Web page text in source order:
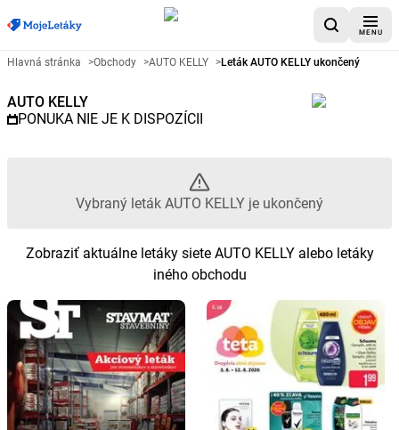
MENU
Reklamný leták AUTO KELLY -
Hlavná stránka >Obchody >AUTO KELLY >Leták AUTO KELLY ukončený
AUTO KELLY
PONUKA NIE JE K DISPOZÍCII
Vybraný leták AUTO KELLY je ukončený
Zobraziť aktuálne letáky siete AUTO KELLY alebo letáky
iného obchodu